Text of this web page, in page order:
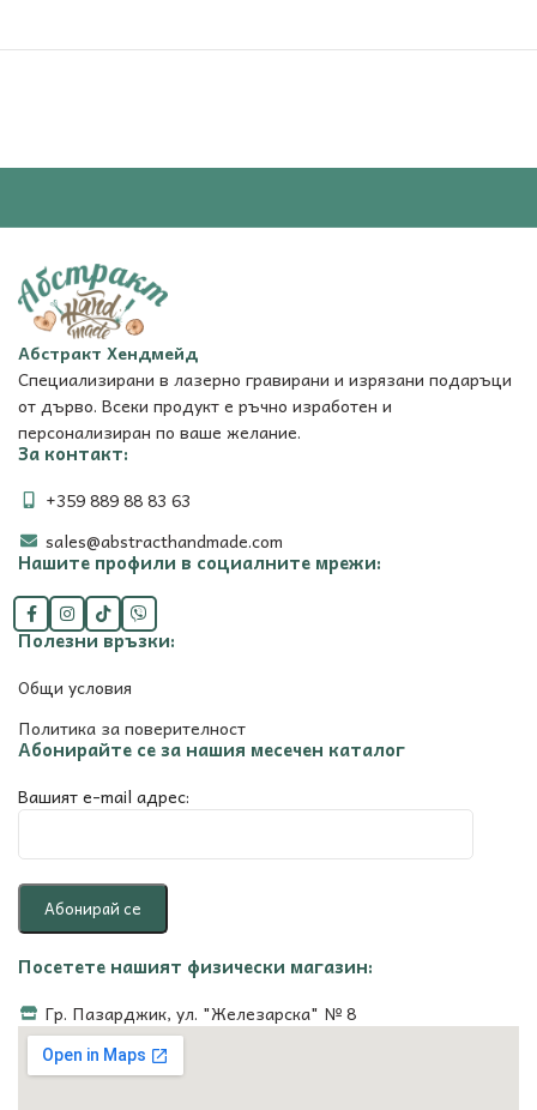
Абстракт Хендмейд
Специализирани в лазерно гравирани и изрязани подаръци
от дърво. Всеки продукт е ръчно изработен и
персонализиран по ваше желание.
За контакт:
+359 889 88 83 63
sales@abstracthandmade.com
Нашите профили в социалните мрежи:
Полезни връзки:
Общи условия
Политика за поверителност
Абонирайте се за нашия месечен каталог
Вашият e-mail адрес:
Посетете нашият физически магазин:
Гр. Пазарджик, ул. "Железарска" № 8